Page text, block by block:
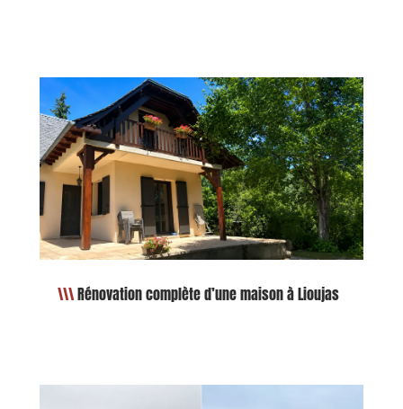
Rénovation complète d’une maison à Lioujas